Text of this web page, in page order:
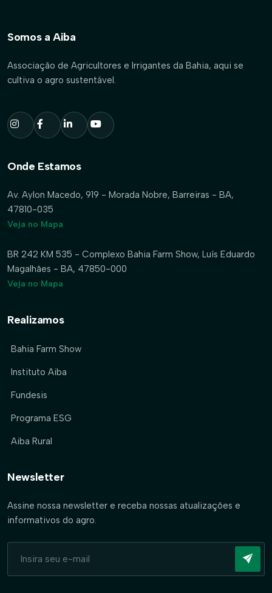
Somos a Aiba
Associação de Agricultores e Irrigantes da Bahia, aqui se
cultiva o agro sustentável.
Onde Estamos
Av. Aylon Macedo, 919 - Morada Nobre, Barreiras - BA,
47810-035
Veja no Mapa
BR 242 KM 535 - Complexo Bahia Farm Show, Luís Eduardo
Magalhães - BA, 47850-000
Veja no Mapa
Realizamos
Bahia Farm Show
Instituto Aiba
Fundesis
Programa ESG
Aiba Rural
Newsletter
Assine nossa newsletter e receba nossas atualizações e
informativos do agro.